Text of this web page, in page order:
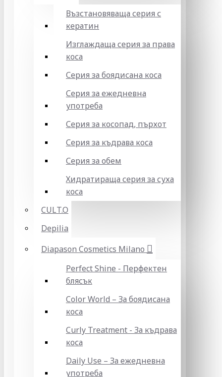
Възстановяваща серия с
кератин
Изглаждаща серия за права
коса
Серия за боядисана коса
Серия за ежедневна
употреба
Серия за косопад, пърхот
Серия за къдрава коса
Серия за обем
Хидратираща серия за суха
коса
CULT.O
Depilia
Diapason Cosmetics Milano
Perfect Shine - Перфектен
блясък
Color World – За боядисана
коса
Curly Treatment - За къдрава
коса
Daily Use – За ежедневна
употреба